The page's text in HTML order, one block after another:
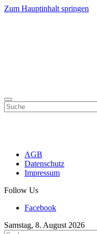
Zum Hauptinhalt springen
AGB
Datenschutz
Impressum
Follow Us
Facebook
Samstag, 8. August 2026